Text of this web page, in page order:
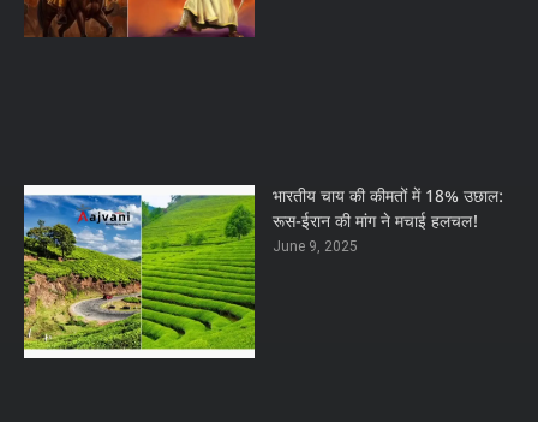
भारतीय चाय की कीमतों में 18% उछाल:
रूस-ईरान की मांग ने मचाई हलचल!
June 9, 2025